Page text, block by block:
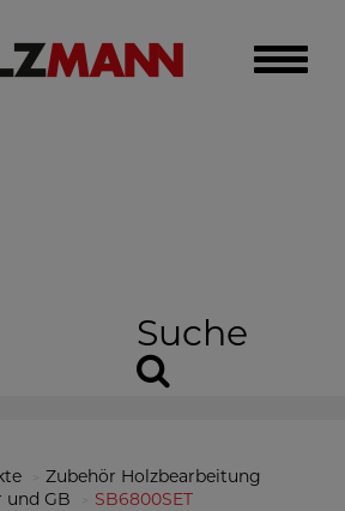
Toggle
Suche
Zubehör Holzbearbeitung
und GB
SB6800SET